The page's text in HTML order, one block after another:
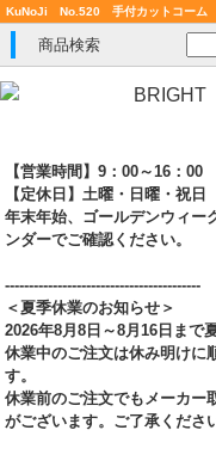
KuNoJi No.520 手付カットコーム
商品検索
【営業時間】9：00～16：00
【定休日】土曜・日曜・祝日
年末年始、ゴールデンウィー
ンダーでご確認ください。
-----------------------------------------
＜夏季休業のお知らせ＞
2026年8月8日～8月16日まで
休業中のご注文は休み明けに
す。
休業前のご注文でもメーカー
がございます。ご了承くださ